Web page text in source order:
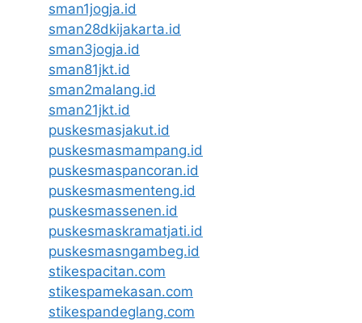
sman1jogja.id
sman28dkijakarta.id
sman3jogja.id
sman81jkt.id
sman2malang.id
sman21jkt.id
puskesmasjakut.id
puskesmasmampang.id
puskesmaspancoran.id
puskesmasmenteng.id
puskesmassenen.id
puskesmaskramatjati.id
puskesmasngambeg.id
stikespacitan.com
stikespamekasan.com
stikespandeglang.com